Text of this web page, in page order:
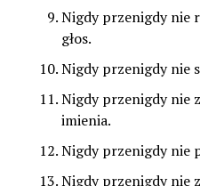
Nigdy przenigdy nie
głos.
Nigdy przenigdy nie
Nigdy przenigdy nie
imienia.
Nigdy przenigdy nie
Nigdy przenigdy nie